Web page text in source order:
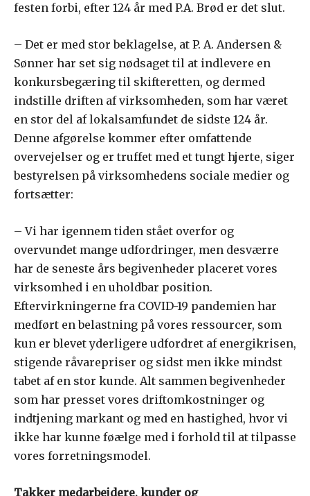
festen forbi, efter 124 år med P.A. Brød er det slut.
– Det er med stor beklagelse, at P. A. Andersen &
Sønner har set sig nødsaget til at indlevere en
konkursbegæring til skifteretten, og dermed
indstille driften af virksomheden, som har været
en stor del af lokalsamfundet de sidste 124 år.
Denne afgørelse kommer efter omfattende
overvejelser og er truffet med et tungt hjerte, siger
bestyrelsen på virksomhedens sociale medier og
fortsætter:
– Vi har igennem tiden stået overfor og
overvundet mange udfordringer, men desværre
har de seneste års begivenheder placeret vores
virksomhed i en uholdbar position.
Eftervirkningerne fra COVID-19 pandemien har
medført en belastning på vores ressourcer, som
kun er blevet yderligere udfordret af energikrisen,
stigende råvarepriser og sidst men ikke mindst
tabet af en stor kunde. Alt sammen begivenheder
som har presset vores driftomkostninger og
indtjening markant og med en hastighed, hvor vi
ikke har kunne føælge med i forhold til at tilpasse
vores forretningsmodel.
Takker medarbejdere, kunder og